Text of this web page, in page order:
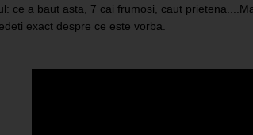
ce a baut asta, 7 cai frumosi, caut
exact despre ce este vorba.